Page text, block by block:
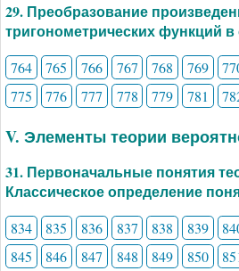
29. Преобразование
тригонометрических функций
764 765 766 767 768 769
775
776 777 778 779 781
V. Элементы теории
31. Первоначальные понятия
Классическое определение
834 835 836 837 838 839
845
846 847 848 849 850